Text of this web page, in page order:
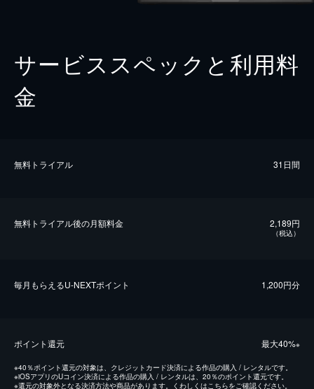
サービススペックと利用料
金
無料トライアル 31日間
無料トライアル後の⽉額料金 2,189円
（税込）
毎⽉もらえるU-NEXTポイント 1,200円分
ポイント還元 最⼤40%※
※40％ポイント還元の対象は、クレジットカード決済による作品の購入 / レンタルです。
※iOSアプリのUコイン決済による作品の購入 / レンタルは、20％のポイント還元です。
※還元の対象外となる決済方法や商品があります。くわしくは こちらをご確認ください。